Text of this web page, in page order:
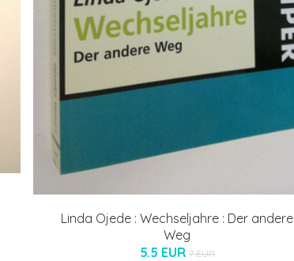
Linda Ojede : Wechseljahre : Der andere
Weg
5.5 EUR 7 EUR